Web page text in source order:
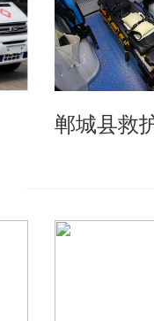
郸城县救